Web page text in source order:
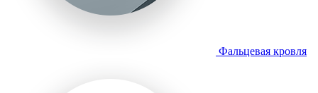
Фальцевая кровля